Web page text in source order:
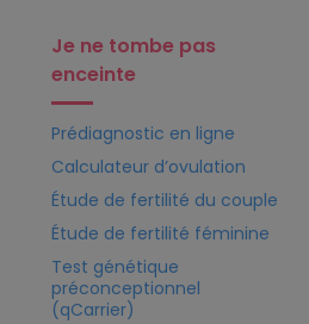
Je ne tombe pas
enceinte
Prédiagnostic en ligne
Calculateur d’ovulation
Étude de fertilité du couple
Étude de fertilité féminine
Test génétique
préconceptionnel
(qCarrier)